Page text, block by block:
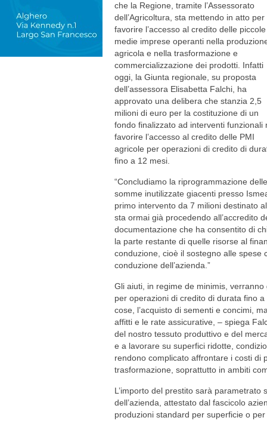
che la Regione, tramite l’Assessorato
dell’Agricoltura, sta mettendo in atto per
favorire l’accesso al credito delle piccole
medie imprese operanti nella
agricola e nella trasformazione e
commercializzazione dei prodotti. Infatti
oggi, la Giunta regionale, su proposta
dell’assessora Elisabetta Falchi, ha
approvato una delibera che stanzia 2,5
milioni di euro per la costituzione di un
fondo finalizzato ad interventi funzionali
favorire l’accesso al credito delle PMI
agricole per operazioni di credito di
fino a 12 mesi.
“Concludiamo la riprogrammazione delle
somme inutilizzate giacenti presso
primo intervento da 7 milioni destinato
sta ormai già procedendo all’accredito
documentazione che ha consentito di
la parte restante di quelle risorse al
conduzione, cioè il sostegno alle spese
conduzione dell’azienda.”
Gli aiuti, in regime de minimis, verranno
per operazioni di credito di durata fino
cose, l’acquisto di sementi e concimi,
affitti e le rate assicurative, – spiega
del nostro tessuto produttivo e del
e a lavorare su superfici ridotte,
rendono complicato affrontare i costi di
trasformazione, soprattutto in ambiti
L’importo del prestito sarà parametrato
dell’azienda, attestato dal fascicolo
produzioni standard per superficie o per